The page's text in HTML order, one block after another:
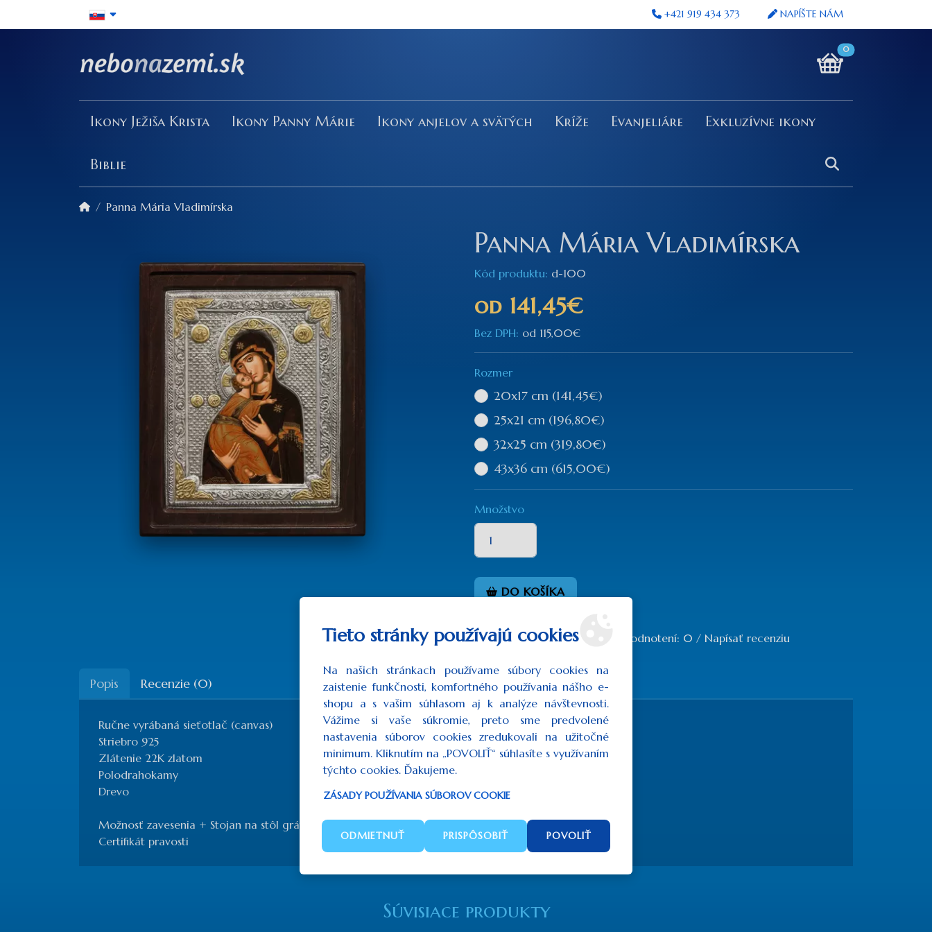
+421 919 434 373 NAPÍŠTE NÁM
0
Ikony Ježiša Krista Ikony Panny Márie Ikony anjelov a svätých Kríže Evanjeliáre Exkluzívne ikony
Biblie
Panna Mária Vladimírska
Panna Mária Vladimírska
Kód produktu: d-100
od 141,45€
Bez DPH: od 115,00€
Rozmer
20x17 cm (141,45€)
25x21 cm (196,80€)
32x25 cm (319,80€)
43x36 cm (615,00€)
Množstvo
DO KOŠÍKA
Počet hodnotení: 0 / Napísať recenziu
Popis Recenzie (0)
Ručne vyrábaná sieťotlač (canvas)
Striebro 925
Zlátenie 22K zlatom
Polodrahokamy
Drevo
Možnosť zavesenia + Stojan na stôl grátis
Certifikát pravosti
Súvisiace produkty
Tieto stránky používajú cookies
Na našich stránkach používame súbory cookies na
zaistenie funkčnosti, komfortného používania nášho e-
shopu a s vašim súhlasom aj k analýze návštevnosti.
Vážime si vaše súkromie, preto sme predvolené
nastavenia súborov cookies zredukovali na užitočné
minimum. Kliknutím na „POVOLIŤ“ súhlasíte s využívaním
týchto cookies. Ďakujeme.
ZÁSADY POUŽÍVANIA SÚBOROV COOKIE
ODMIETNUŤ PRISPÔSOBIŤ POVOLIŤ